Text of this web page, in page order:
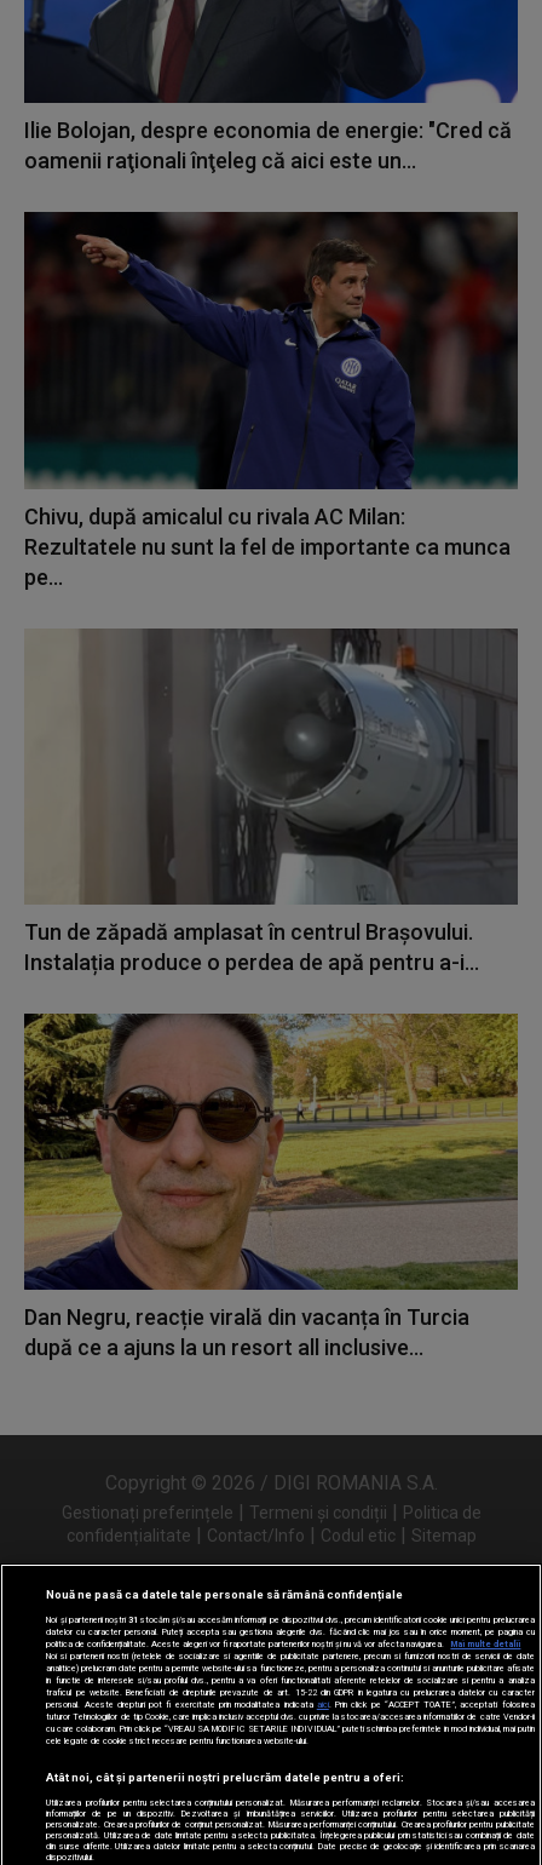
Ilie Bolojan, despre economia de energie: "Cred că
oamenii raţionali înţeleg că aici este un...
Chivu, după amicalul cu rivala AC Milan:
Rezultatele nu sunt la fel de importante ca munca
pe...
Tun de zăpadă amplasat în centrul Brașovului.
Instalația produce o perdea de apă pentru a-i...
Dan Negru, reacție virală din vacanța în Turcia
după ce a ajuns la un resort all inclusive...
Copyright © 2026 / DIGI ROMANIA S.A.
Gestionați preferințele Termeni și condiții
Politica de
confidențialitate
Contact/Info Codul etic Sitemap
Urmărește-ne și pe
Nouă ne pasă ca datele tale personale să rămână confidențiale
Noi și partenerii noștri31 stocăm și/sau accesăm informații pe dispozitivul dvs., precum identificatorii cookie unici pentru prelucrarea
datelor cu caracter personal. Puteți accepta sau gestiona alegerile dvs. făcând clic mai jos sau în orice moment, pe pagina cu
politica de confidențialitate. Aceste alegeri vor fi raportate partenerilor noștri și nu vă vor afecta navigarea.
Mai multe detalii
Noi si partenerii nostri (retelele de socializare si agentiile de publicitate partenere, precum si furnizorii nostri de servicii de date
analitice) prelucram date pentru a permite website-ului sa functioneze, pentru a personaliza continutul si anunturile publicitare afisate
in functie de interesele si/sau profilul dvs., pentru a va oferi functionalitati aferente retelelor de socializare si pentru a analiza
traficul pe website. Beneficiati de drepturile prevazute de art. 15-22 din GDPR in legatura cu prelucrarea datelor cu caracter
personal. Aceste drepturi pot fi exercitate prin modalitatea indicata aici. Prin click pe “ACCEPT TOATE”, acceptati folosirea
tuturor Tehnologiilor de tip Cookie, care implica inclusiv acceptul dvs. cu privire la stocarea/accesarea informatiilor de catre Vendor-ii
cu care colaboram. Prin click pe “VREAU SA MODIFIC SETARILE INDIVIDUAL” puteti schimba preferintele in mod individual, mai putin
cele legate de cookie strict necesare pentru functionarea website-ului.
Atât noi, cât și partenerii noștri prelucrăm datele pentru a oferi:
Utilizarea profilurilor pentru selectarea conținutului personalizat. Măsurarea performanței reclamelor. Stocarea și/sau accesarea
informațiilor de pe un dispozitiv. Dezvoltarea și îmbunătățirea serviciilor. Utilizarea profilurilor pentru selectarea publicității
personalizate. Crearea profilurilor de conținut personalizat. Măsurarea performanței conținutului. Crearea profilurilor pentru publicitate
personalizată. Utilizarea de date limitate pentru a selecta publicitatea. Înțelegerea publicului prin statistici sau combinații de date
din surse diferite. Utilizarea datelor limitate pentru a selecta conținutul. Date precise de geolocație și identificarea prin scanarea
dispozitivului.